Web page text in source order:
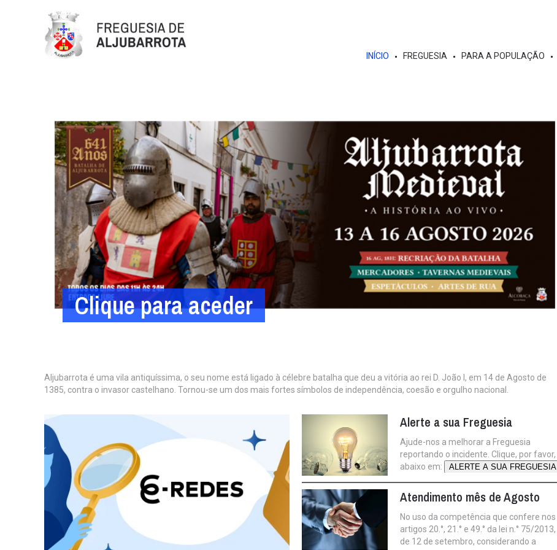
INÍCIO FREGUESIA PARA A POPULAÇÃO
Clique para aceder
Aljubarrota é uma vila antiquíssima, o seu nome está ligado à célebre batalha que deu a vitória ao rei D. João I, em 14 de Agosto de
1385, contra o invasor castelhano. Tornou-se um dos mais fortes símbolos de independência, coesão e orgulho nacional.
Alerte a sua Freguesia
Ajude-nos a melhorar a Freguesia
reportando o incidente. Clique, por favor,
abaixo em:
ALERTE A SUA FREGUESIA
Atendimento mês de Agosto
No uso da competência que confere nos
artigos 20.°, 21.° e 49.° da lei n.° 75/2013,
de 12 de setembro, considerando a